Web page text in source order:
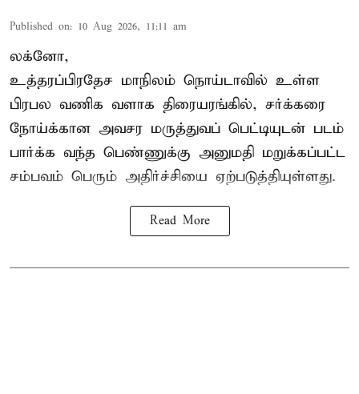
Published on: 10 Aug 2026, 11:11 am
லக்னோ,
உத்தரப்பிரதேச மாநிலம் நொய்டாவில் உள்ள
பிரபல வணிக வளாக திரையரங்கில், சர்க்கரை
நோய்க்கான அவசர மருத்துவப் பெட்டியுடன் படம்
பார்க்க வந்த பெண்ணுக்கு அனுமதி மறுக்கப்பட்ட
சம்பவம் பெரும் அதிர்ச்சியை ஏற்படுத்தியுள்ளது.
Read More